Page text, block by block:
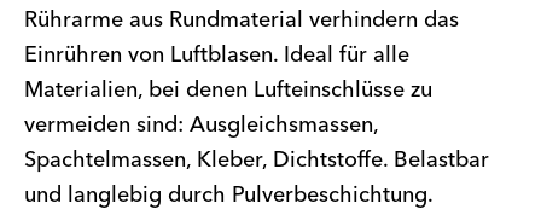
Rührarme aus Rundmaterial verhindern das
Einrühren von Luftblasen. Ideal für alle
Materialien, bei denen Lufteinschlüsse zu
vermeiden sind: Ausgleichsmassen,
Spachtelmassen, Kleber, Dichtstoffe. Belastbar
und langlebig durch Pulverbeschichtung.